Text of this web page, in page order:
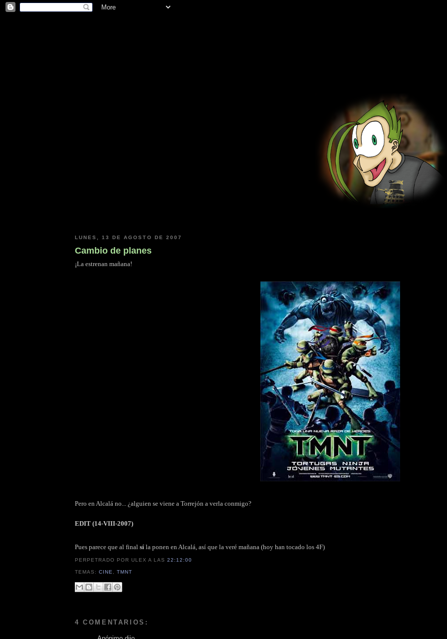
LUNES, 13 DE AGOSTO DE 2007
Cambio de planes
¡La estrenan mañana!
Pero en Alcalá no... ¿alguien se viene a Torrejón a verla conmigo?
EDIT (14-VIII-2007)
Pues parece que al final sí la ponen en Alcalá, así que la veré mañana (hoy han tocado los 4F)
PERPETRADO POR ULEXA LAS22:12:00
TEMAS:CINE ,TMNT
4 COMENTARIOS: